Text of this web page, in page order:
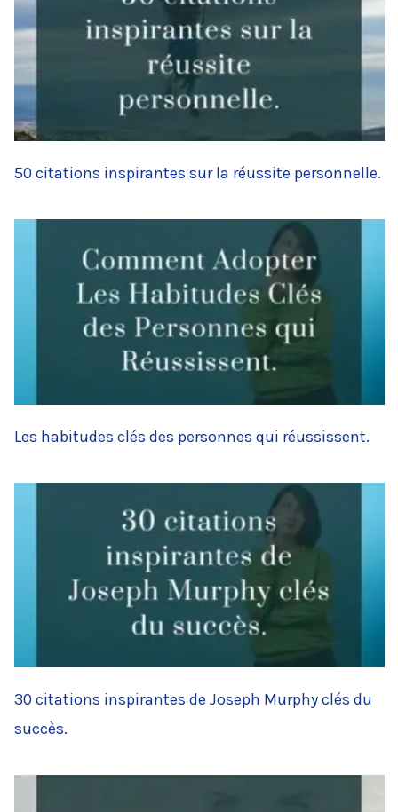
50 citations inspirantes sur la réussite personnelle.
Les habitudes clés des personnes qui réussissent.
30 citations inspirantes de Joseph Murphy clés du
succès.